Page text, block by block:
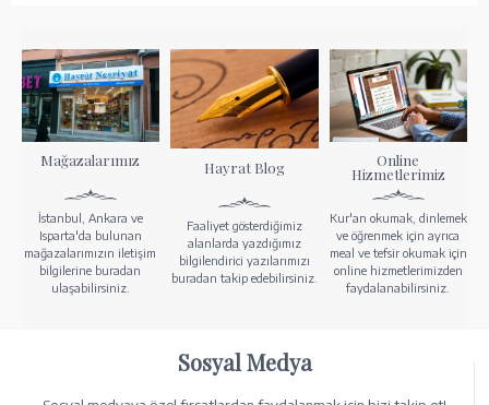
Mağazalarımız
İstanbul, Ankara ve
Isparta'da bulunan
mağazalarımızın iletişim
bilgilerine buradan
ulaşabilirsiniz.
Hayrat Blog
Faaliyet gösterdiğimiz
alanlarda yazdığımız
bilgilendirici yazılarımızı
buradan takip edebilirsiniz.
Online
Hizmetlerimiz
Kur'an okumak, dinlemek
ve öğrenmek için ayrıca
meal ve tefsir okumak için
online hizmetlerimizden
faydalanabilirsiniz.
Sosyal Medya